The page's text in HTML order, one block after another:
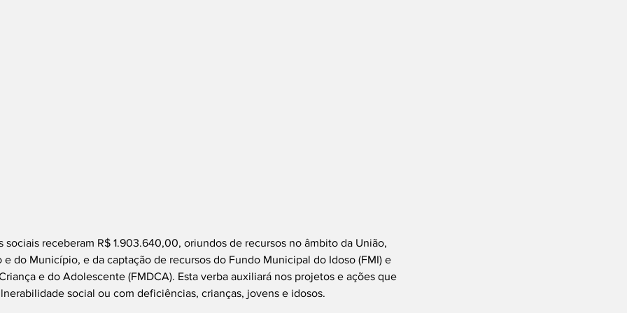
sociais receberam R$ 1.903.640,00, oriundos de recursos no âmbito da União,
e do Município, e da captação de recursos do Fundo Municipal do Idoso (FMI) e
e do Adolescente (FMDCA). Esta verba auxiliará nos projetos e ações que
social ou com deficiências, crianças, jovens e idosos.